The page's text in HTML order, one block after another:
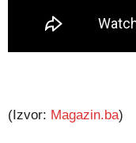
(Izvor: Magazin.ba)